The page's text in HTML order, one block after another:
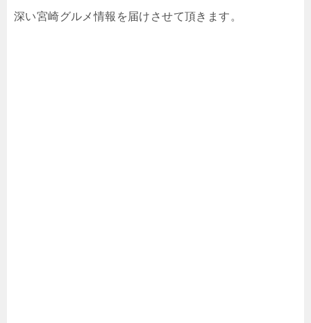
深い宮崎グルメ情報を届けさせて頂きます。